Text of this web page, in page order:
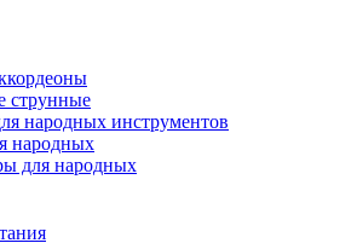
струнные
народных инструментов
народных
для народных